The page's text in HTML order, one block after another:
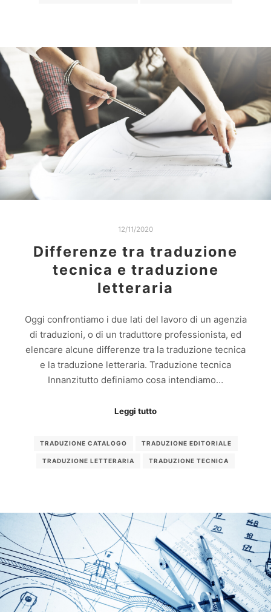
12/11/2020
Differenze tra traduzione
tecnica e traduzione
letteraria
Oggi confrontiamo i due lati del lavoro di un agenzia
di traduzioni, o di un traduttore professionista, ed
elencare alcune differenze tra la traduzione tecnica
e la traduzione letteraria. Traduzione tecnica
Innanzitutto definiamo cosa intendiamo…
Leggi tutto
TRADUZIONE CATALOGO TRADUZIONE EDITORIALE
TRADUZIONE LETTERARIA TRADUZIONE TECNICA